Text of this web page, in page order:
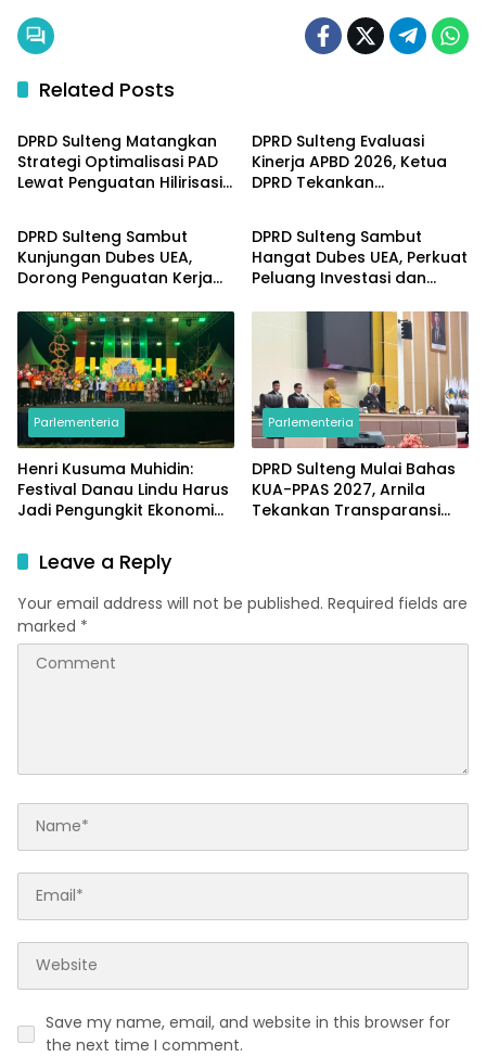
Related Posts
Parlementeria
DPRD Sulteng Matangkan
Strategi Optimalisasi PAD
Lewat Penguatan Hilirisasi
DPRD Sulteng Evaluasi
Kinerja APBD 2026, Ketua
DPRD Tekankan
Parlementeria
DPRD Sulteng Sambut
Kunjungan Dubes UEA,
Dorong Penguatan Kerja
Pembangunan
Parlementeria
DPRD Sulteng Sambut
Hangat Dubes UEA, Perkuat
Peluang Investasi dan
Parlementeria
Henri Kusuma Muhidin:
Festival Danau Lindu Harus
Jadi Pengungkit Ekonomi
Parlementeria
DPRD Sulteng Mulai Bahas
KUA-PPAS 2027, Arnila
Tekankan Transparansi
Leave a Reply
Your email address will not be published. Required fields are
marked *
Save my name, email, and website in this browser for
the next time I comment.